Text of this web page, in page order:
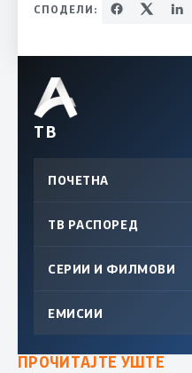
СПОДЕЛИ:
ТВ
ПОЧЕТНА
ТВ РАСПОРЕД
СЕРИИ И ФИЛМОВИ
ЕМИСИИ
ПРОЧИТАЈТЕ УШТЕ